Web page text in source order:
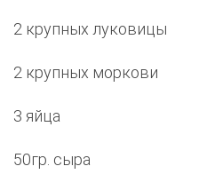
2 крупных луковицы
2 крупных моркови
3 яйца
50гр. сыра